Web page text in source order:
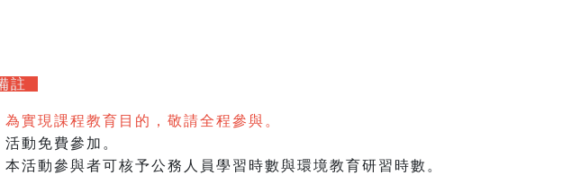
註
為實現課程教育目的，敬請全程參與。
活動免費參 加。
本活動參與者可核予公務人員學習時數與環境教育研習時數。